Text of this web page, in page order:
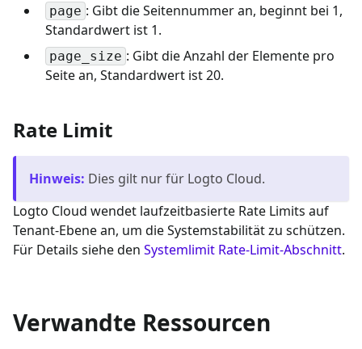
page : Gibt die Seitennummer an, beginnt bei 1,
Standardwert ist 1.
page_size : Gibt die Anzahl der Elemente pro
Seite an, Standardwert ist 20.
Rate Limit
Hinweis: Dies gilt nur für Logto Cloud.
Logto Cloud wendet laufzeitbasierte Rate Limits auf
Tenant-Ebene an, um die Systemstabilität zu schützen.
Für Details siehe den Systemlimit Rate-Limit-Abschnitt.
Verwandte Ressourcen